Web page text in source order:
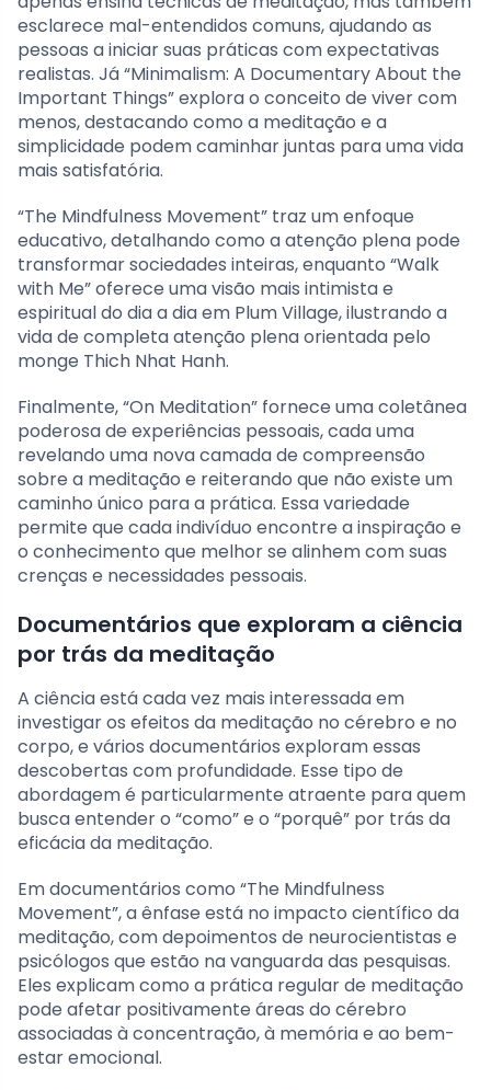
esclarece mal-entendidos comuns, ajudando as
pessoas a iniciar suas práticas com expectativas
realistas. Já “Minimalism: A Documentary About the
Important Things” explora o conceito de viver com
menos, destacando como a meditação e a
simplicidade podem caminhar juntas para uma vida
mais satisfatória.
“The Mindfulness Movement” traz um enfoque
educativo, detalhando como a atenção plena pode
transformar sociedades inteiras, enquanto “Walk
with Me” oferece uma visão mais intimista e
espiritual do dia a dia em Plum Village, ilustrando a
vida de completa atenção plena orientada pelo
monge Thich Nhat Hanh.
Finalmente, “On Meditation” fornece uma coletânea
poderosa de experiências pessoais, cada uma
revelando uma nova camada de compreensão
sobre a meditação e reiterando que não existe um
caminho único para a prática. Essa variedade
permite que cada indivíduo encontre a inspiração e
o conhecimento que melhor se alinhem com suas
crenças e necessidades pessoais.
Documentários que exploram a ciência
por trás da meditação
A ciência está cada vez mais interessada em
investigar os efeitos da meditação no cérebro e no
corpo, e vários documentários exploram essas
descobertas com profundidade. Esse tipo de
abordagem é particularmente atraente para quem
busca entender o “como” e o “porquê” por trás da
eficácia da meditação.
Em documentários como “The Mindfulness
Movement”, a ênfase está no impacto científico da
meditação, com depoimentos de neurocientistas e
psicólogos que estão na vanguarda das pesquisas.
Eles explicam como a prática regular de meditação
pode afetar positivamente áreas do cérebro
associadas à concentração, à memória e ao bem-
estar emocional.